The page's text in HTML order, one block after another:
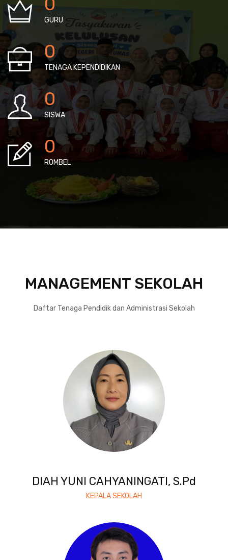
GURU
0
TENAGA KEPENDIDIKAN
0
SISWA
0
ROMBEL
MANAGEMENT SEKOLAH
Daftar Tenaga Pendidik dan Administrasi Sekolah
DIAH YUNI CAHYANINGATI, S.Pd
KEPALA SEKOLAH